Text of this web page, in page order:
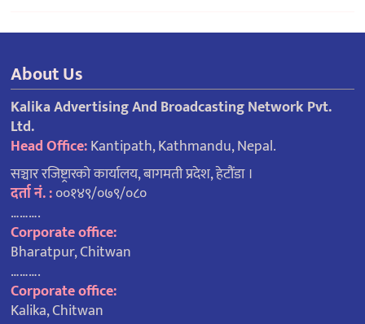
About Us
Kalika Advertising And Broadcasting Network Pvt.
Ltd.
Head Office:Kantipath, Kathmandu, Nepal.
सञ्चार रजिष्ट्रारको कार्यालय, बागमती प्रदेश, हेटौंडा ।
दर्ता नं. :००१४९/०७९/०८०
……….
Corporate office:
Bharatpur, Chitwan
……….
Corporate office:
Kalika, Chitwan